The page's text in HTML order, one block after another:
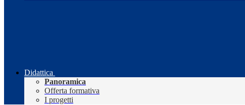
Didattica
Panoramica
Offerta formativa
I progetti